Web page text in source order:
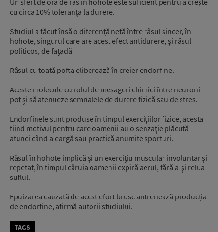
Un sfert de oră de râs în hohote este suficient pentru a creşte
cu circa 10% toleranţa la durere.
Studiul a făcut însă o diferenţă netă între râsul sincer, în
hohote, singurul care are acest efect antidurere, şi râsul
politicos, de faţadă.
Râsul cu toată pofta eliberează în creier endorfine.
Aceste molecule cu rolul de mesageri chimici între neuroni
pot şi să atenueze semnalele de durere fizică sau de stres.
Endorfinele sunt produse în timpul exerciţiilor fizice, acesta
fiind motivul pentru care oamenii au o senzaţie plăcută
atunci când aleargă sau practică anumite sporturi.
Râsul în hohote implică şi un exerciţiu muscular involuntar şi
repetat, în timpul căruia oamenii expiră aerul, fără a-şi relua
suflul.
Epuizarea cauzată de acest efort brusc antrenează producţia
de endorfine, afirmă autorii studiului.
TAGS